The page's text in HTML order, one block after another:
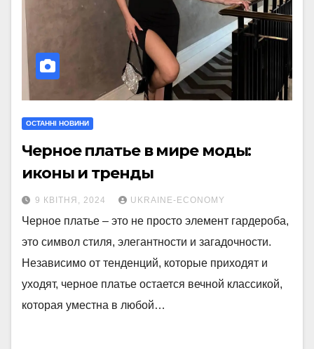
ОСТАННІ НОВИНИ
Черное платье в мире моды:
иконы и тренды
9 КВІТНЯ, 2024 UKRAINE-ECONOMY
Черное платье – это не просто элемент гардероба,
это символ стиля, элегантности и загадочности.
Независимо от тенденций, которые приходят и
уходят, черное платье остается вечной классикой,
которая уместна в любой…